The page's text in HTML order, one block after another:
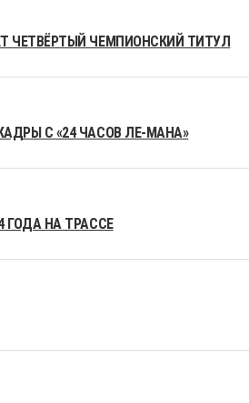
ЧЕТВЁРТЫЙ ЧЕМПИОНСКИЙ ТИТУЛ
С «24 ЧАСОВ ЛЕ-МАНА»
ГОДА НА ТРАССЕ